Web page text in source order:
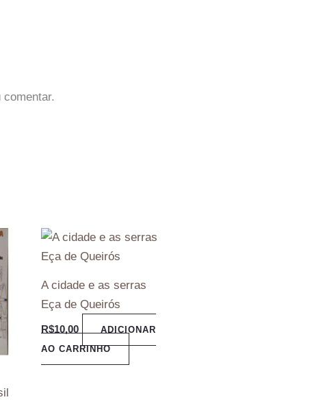
A cidade e as serras
Eça de Queirós
R$10,00
ADICIONAR
AO CARRINHO